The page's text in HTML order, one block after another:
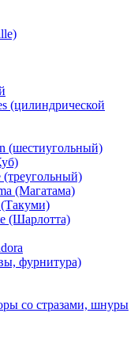
(цилиндрической
(шестиугольный)
(Магатама)
(Шарлотта)
фурнитура)
со стразами, шнуры